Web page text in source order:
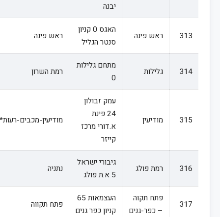
יבנה
313 ראש פינה
האגס 0 קניון
סנטר הגליל
ראש פינה
314 גלילות
מתחם גלילות
0
רמת השרון
315 מודיעין
עמק זבולון
24 פינת
א.דורי מרכז
קייזר
מודיעין-מכבים-רעות*
316 רמת פולג
גיבורי ישראל
5 א.ת פולג
נתניה
317
פתח תקוה
– כפר-גנים
העצמאות 65
קניון כפר גנים
פתח תקווה